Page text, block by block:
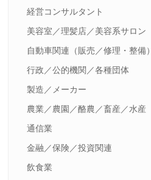
経営コンサルタント
美容室／理髪店／美容系サロン
自動車関連（販売／修理・整備）
行政／公的機関／各種団体
製造／メーカー
農業／農園／酪農／畜産／水産
通信業
金融／保険／投資関連
飲食業